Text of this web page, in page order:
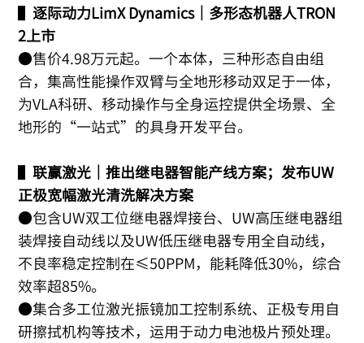
▌逐际动力LimX Dynamics｜多形态机器人TRON
2上市
●售价4.98万元起。一个本体，三种形态自由组
合，集高性能操作双臂与全地形移动双足于一体，
为VLA科研、移动操作与全身运控提供全场景、全
地形的“一站式”的具身开发平台。
▌联赢激光｜推出继电器智能产线方案；发布UW
正极宽幅激光清洗解决方案
●包含UW双工位继电器焊接台、UW高压继电器组
装焊接自动线以及UW低压继电器专用全自动线，
不良率稳定控制在≤50PPM，能耗降低30%，综合
效率超85%。
●集合多工位激光振镜加工控制系统、正极专用自
研擦拭机构等技术，运用于动力电池极片预处理。